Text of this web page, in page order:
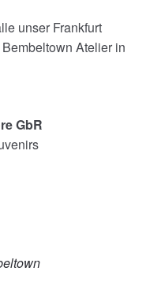
unser Frankfurt
Atelier in
GbR